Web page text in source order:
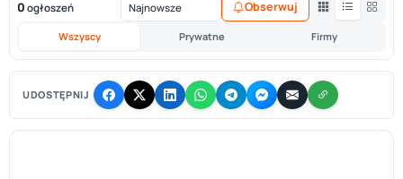
0 ogłoszeń
Wszyscy Prywatne Firmy
Obserwuj
UDOSTĘPNIJ